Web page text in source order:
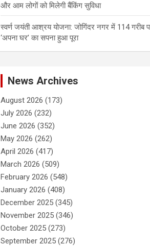
और आम लोगों को मिलेगी बैंकिंग सुविधा
स्वर्ण जयंती आश्रय योजना: जोगिंदर नगर में 114 गरीब
‘अपना घर’ का सपना हुआ पूरा
News Archives
August 2026 (173)
July 2026 (232)
June 2026 (352)
May 2026 (262)
April 2026 (417)
March 2026 (509)
February 2026 (548)
January 2026 (408)
December 2025 (345)
November 2025 (346)
October 2025 (273)
September 2025 (276)